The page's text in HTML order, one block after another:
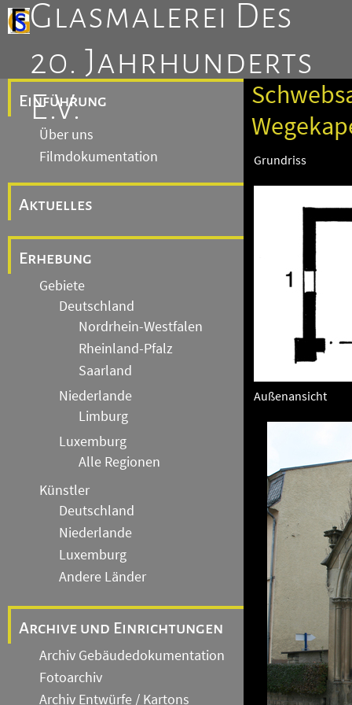
Glasmalerei Des
20. Jahrhunderts
E.V.
Einführung
Über uns
Filmdokumentation
Aktuelles
Erhebung
Gebiete
Deutschland
Nordrhein-Westfalen
Rheinland-Pfalz
Saarland
Niederlande
Limburg
Luxemburg
Alle Regionen
Künstler
Deutschland
Niederlande
Luxemburg
Andere Länder
Archive und Einrichtungen
Archiv Gebäudedokumentation
Fotoarchiv
Archiv Entwürfe / Kartons
Grundriss
Außenansicht